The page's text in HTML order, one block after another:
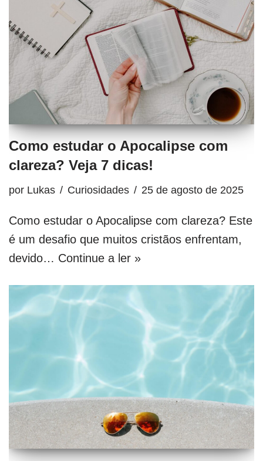
Como estudar o Apocalipse com
clareza? Veja 7 dicas!
por Lukas Curiosidades 25 de agosto de 2025
Como estudar o Apocalipse com clareza? Este
é um desafio que muitos cristãos enfrentam,
devido… Continue a ler »